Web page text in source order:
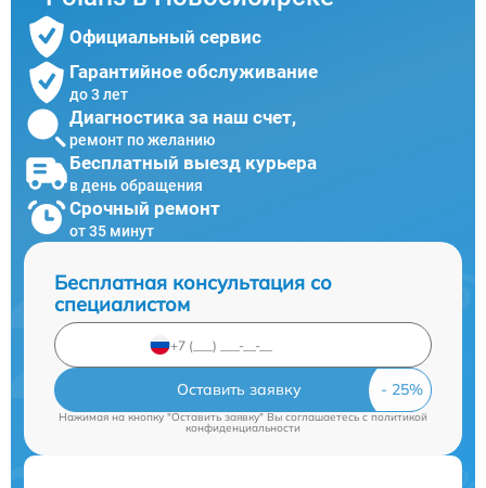
Официальный сервис
Гарантийное обслуживание
до 3 лет
Диагностика за наш счет,
ремонт по желанию
Бесплатный выезд курьера
в день обращения
Срочный ремонт
от 35 минут
Бесплатная консультация со
специалистом
Оставить заявку
Нажимая на кнопку "Оставить заявку" Вы соглашаетесь cполитикой
конфиденциальности